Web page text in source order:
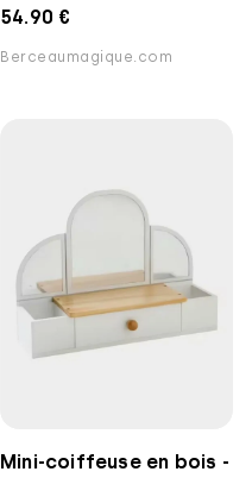
54.90 €
Berceaumagique.com
Mini-coiffeuse en bois -